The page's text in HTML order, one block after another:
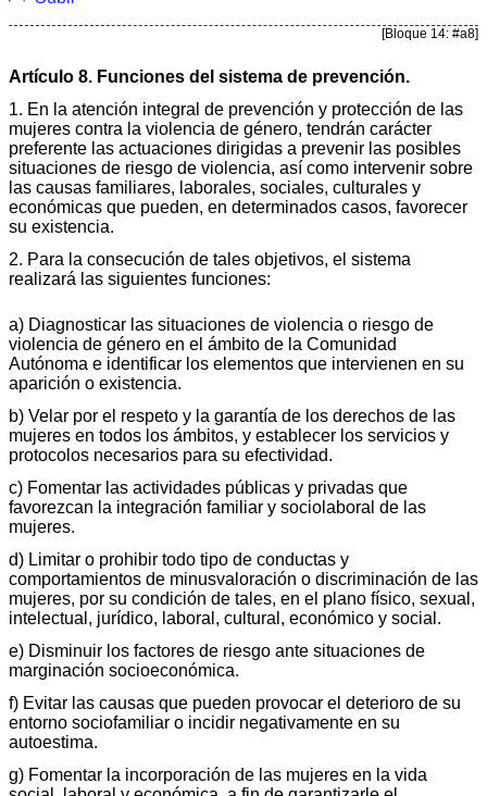
[Bloque 14: #a8]
Artículo 8. Funciones del sistema de prevención.
1. En la atención integral de prevención y protección de las
mujeres contra la violencia de género, tendrán carácter
preferente las actuaciones dirigidas a prevenir las posibles
situaciones de riesgo de violencia, así como intervenir sobre
las causas familiares, laborales, sociales, culturales y
económicas que pueden, en determinados casos, favorecer
su existencia.
2. Para la consecución de tales objetivos, el sistema
realizará las siguientes funciones:
a) Diagnosticar las situaciones de violencia o riesgo de
violencia de género en el ámbito de la Comunidad
Autónoma e identificar los elementos que intervienen en su
aparición o existencia.
b) Velar por el respeto y la garantía de los derechos de las
mujeres en todos los ámbitos, y establecer los servicios y
protocolos necesarios para su efectividad.
c) Fomentar las actividades públicas y privadas que
favorezcan la integración familiar y sociolaboral de las
mujeres.
d) Limitar o prohibir todo tipo de conductas y
comportamientos de minusvaloración o discriminación de las
mujeres, por su condición de tales, en el plano físico, sexual,
intelectual, jurídico, laboral, cultural, económico y social.
e) Disminuir los factores de riesgo ante situaciones de
marginación socioeconómica.
f) Evitar las causas que pueden provocar el deterioro de su
entorno sociofamiliar o incidir negativamente en su
autoestima.
g) Fomentar la incorporación de las mujeres en la vida